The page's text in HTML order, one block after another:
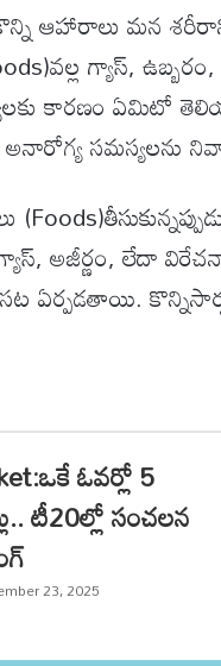
ఆహారాలు మన
గ్యాస్,
కారణం ఏమిటో
సమస్యలను
అజీర్ణం, లేదా
ఏర్పడతాయి.
ఓవర్లో 5
టీ20ల్లో సంచలన
23, 2025